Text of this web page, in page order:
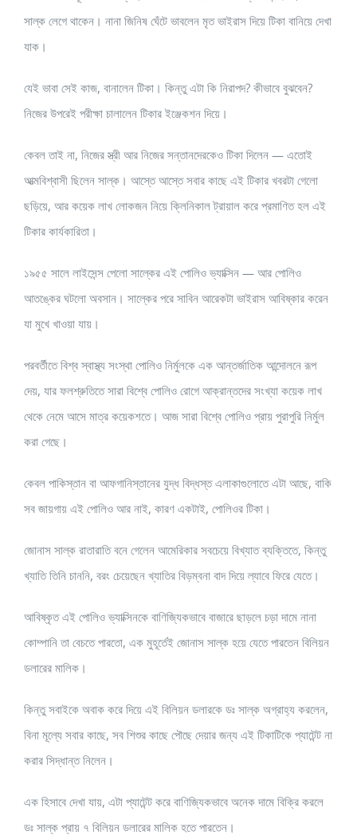
সাল্ক লেগে থাকেন। নানা জিনিষ ঘেঁটে ভাবলেন মৃত ভাইরাস দিয়ে টিকা বানিয়ে দেখা
যাক।
যেই ভাবা সেই কাজ, বানালেন টিকা। কিন্তু এটা কি নিরাপদ? কীভাবে বুঝবেন?
নিজের উপরেই পরীক্ষা চালালেন টিকার ইঞ্জেকশন দিয়ে।
কেবল তাই না, নিজের স্ত্রী আর নিজের সন্তানদেরকেও টিকা দিলেন — এতোই
আত্মবিশ্বাসী ছিলেন সাল্ক। আস্তে আস্তে সবার কাছে এই টিকার খবরটা গেলো
ছড়িয়ে, আর কয়েক লাখ লোকজন নিয়ে ক্লিনিকাল ট্রায়াল করে প্রমাণিত হল এই
টিকার কার্যকারিতা।
১৯৫৫ সালে লাইসেন্স পেলো সাল্কের এই পোলিও ভ্যাক্সিন — আর পোলিও
আতঙ্কের ঘটলো অবসান। সাল্কের পরে সাবিন আরেকটা ভাইরাস আবিষ্কার করেন
যা মুখে খাওয়া যায়।
পরবর্তীতে বিশ্ব স্বাস্থ্য সংস্থা পোলিও নির্মুলকে এক আন্তর্জাতিক আন্দোলনে রূপ
দেয়, যার ফলশ্রুতিতে সারা বিশ্বে পোলিও রোগে আক্রান্তদের সংখ্যা কয়েক লাখ
থেকে নেমে আসে মাত্র কয়েকশতে। আজ সারা বিশ্বে পোলিও প্রায় পুরাপুরি নির্মুল
করা গেছে।
কেবল পাকিস্তান বা আফগানিস্তানের যুদ্ধ বিদ্ধস্ত এলাকাগুলোতে এটা আছে, বাকি
সব জায়গায় এই পোলিও আর নাই, কারণ একটাই, পোলিওর টিকা।
জোনাস সাল্ক রাতারাতি বনে গেলেন আমেরিকার সবচেয়ে বিখ্যাত ব্যক্তিতে, কিন্তু
খ্যাতি তিনি চাননি, বরং চেয়েছেন খ্যাতির বিড়ম্বনা বাদ দিয়ে ল্যাবে ফিরে যেতে।
আবিষ্কৃত এই পোলিও ভ্যাক্সিনকে বাণিজ্যিকভাবে বাজারে ছাড়লে চড়া দামে নানা
কোম্পানি তা বেচতে পারতো, এক মুহূর্তেই জোনাস সাল্ক হয়ে যেতে পারতেন বিলিয়ন
ডলারের মালিক।
কিন্তু সবাইকে অবাক করে দিয়ে এই বিলিয়ন ডলারকে ডঃ সাল্ক অগ্রাহ্য করলেন,
বিনা মূল্যে সবার কাছে, সব শিশুর কাছে পৌছে দেয়ার জন্য এই টিকাটিকে প্যাটেন্ট না
করার সিদ্ধান্ত নিলেন।
এক হিসাবে দেখা যায়, এটা প্যাটেন্ট করে বাণিজ্যিকভাবে অনেক দামে বিক্রি করলে
ডঃ সাল্ক প্রায় ৭ বিলিয়ন ডলারের মালিক হতে পারতেন।